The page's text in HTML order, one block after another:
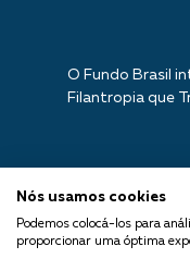
O Fundo Brasil
Filantropia que
© 2026 Fundo
Nós usamos cookies
Podemos colocá-los para
proporcionar uma óptima